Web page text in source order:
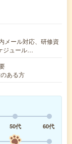
メール対応、研修資
ジュール…
ある方
50代
60代